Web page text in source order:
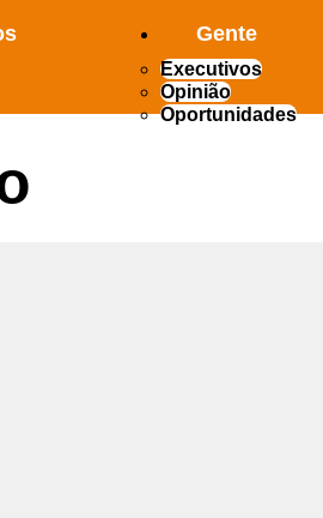
Gente
Executivos
Opinião
Oportunidades